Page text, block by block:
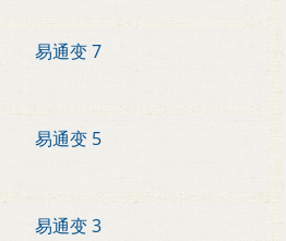
易通变 7
易通变 5
易通变 3